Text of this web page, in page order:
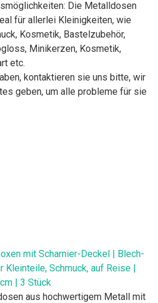
Die Metalldosen
für allerlei Kleinigkeiten, wie
Kosmetik, Bastelzubehör,
Minikerzen, Kosmetik,
etc.
kontaktieren sie uns bitte, wir
geben, um alle probleme für sie
mit Scharnier-Deckel | Blech-
Kleinteile, Schmuck, auf Reise |
| 3 Stück
aus hochwertigem Metall mit